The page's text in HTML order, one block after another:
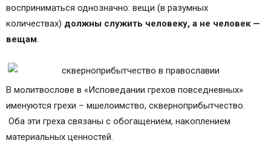
восприниматься однозначно: вещи (в разумных
количествах) должны служить человеку, а не человек —
вещам.
В молитвослове в «Исповедании грехов повседневных»
именуются грехи – мшелоимство, скверноприбытчество.
Оба эти греха связаны с обогащением, накоплением
материальных ценностей.